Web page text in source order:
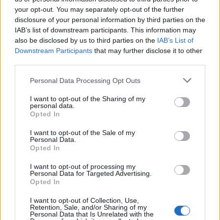
your opt-out. You may separately opt-out of the further
disclosure of your personal information by third parties on the
IAB’s list of downstream participants. This information may
also be disclosed by us to third parties on the IAB’s List of
Downstream Participants that may further disclose it to other
Personal Data Processing Opt Outs
I want to opt-out of the Sharing of my
personal data.
Opted In
I want to opt-out of the Sale of my
Personal Data.
Opted In
I want to opt-out of processing my
Personal Data for Targeted Advertising.
Opted In
I want to opt-out of Collection, Use,
Retention, Sale, and/or Sharing of my
Personal Data that Is Unrelated with the
Πάνος Πουλίζος: Η μουσική δεν
αφήνει να σε «καταπιούν»
05.08.2026 - 17:08
Το «ΕΡΤnews Radio 105.8», το Πρώτο